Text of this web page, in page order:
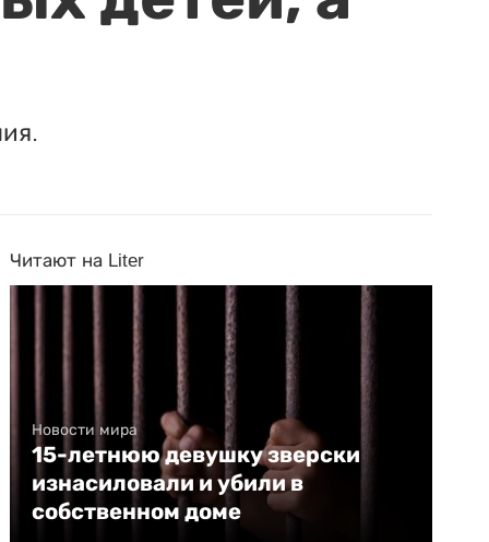
Читают на Liter
Новости мира
15-летнюю девушку зверски
изнасиловали и убили в
собственном доме